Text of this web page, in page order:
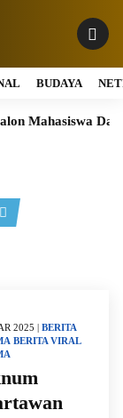
BUDAYA
Mahasiswa
2025 | BERITA
BERITA VIRAL